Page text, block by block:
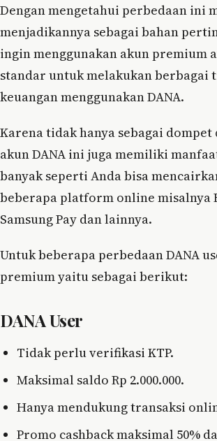
Dengan mengetahui perbedaan ini
menjadikannya sebagai bahan
ingin menggunakan akun premium
standar untuk melakukan berbagai
keuangan menggunakan DANA.
Karena tidak hanya sebagai
akun DANA ini juga memiliki
banyak seperti Anda bisa
beberapa platform online misalnya
Samsung Pay dan lainnya.
Untuk beberapa perbedaan DANA
premium yaitu sebagai berikut:
DANA User
Tidak perlu verifikasi KTP.
Maksimal saldo Rp 2.000.000.
Hanya mendukung transaksi
Promo cashback maksimal 50%